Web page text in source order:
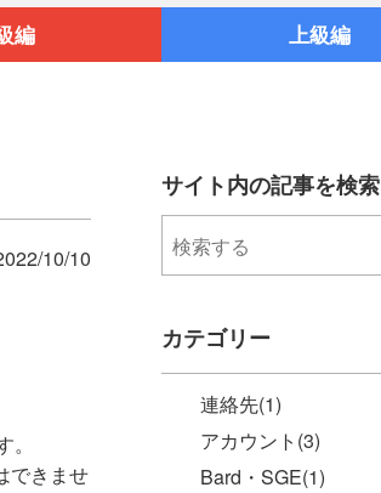
編 上級編
10/10
できませ
サイト内の記事を検索
カテゴリー
連絡先(1)
アカウント (3)
Bard・SGE(1)